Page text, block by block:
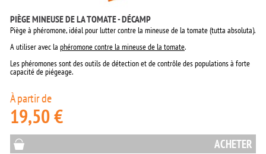
PIÈGE MINEUSE DE LA TOMATE - DÉCAMP
Piège à phéromone, idéal pour lutter contre la mineuse de la tomate (tutta absoluta).
A utiliser avec la phéromone contre la mineuse de la tomate.
Les phéromones sont des outils de détection et de contrôle des populations à forte
capacité de piégeage.
À partir de
19,50 €
ACHETER